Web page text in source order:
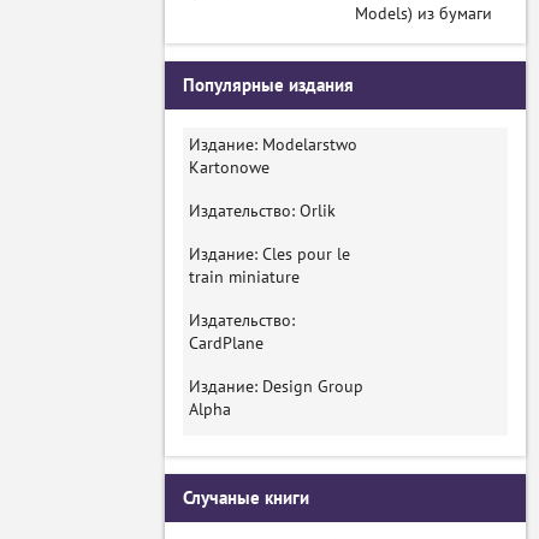
Models) из бумаги
Популярные издания
Издание: Modelarstwo
Kartonowe
Издательство: Orlik
Издание: Cles pour le
train miniature
Издательство:
CardPlane
Издание: Design Group
Alpha
Случаные книги